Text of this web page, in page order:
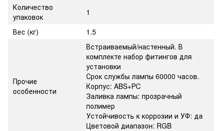
Количество
упаковок
1
Вес (кг)
1.5
Прочие
особенности
Встраиваемый/настенный. В
комплекте набор фитингов для
установки
Срок службы лампы 60000 часов.
Корпус: ABS+PC
Заливка лампы: прозрачный
полимер
Устойчивость к коррозии и УФ: да
Цветовой диапазон: RGB